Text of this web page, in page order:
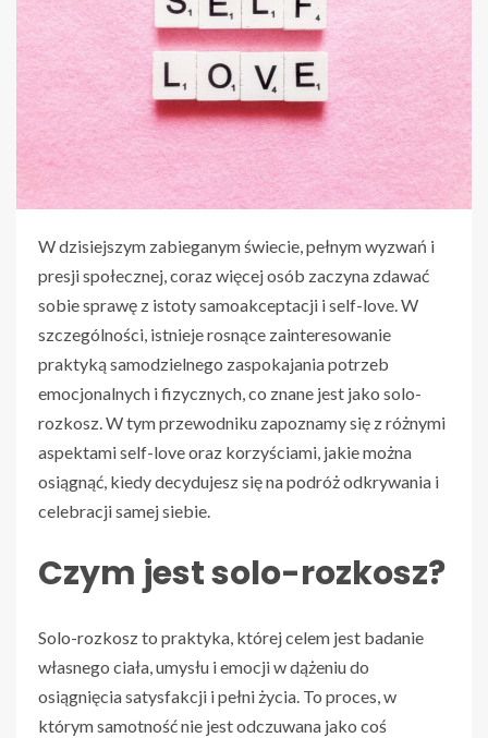
W dzisiejszym zabieganym świecie, pełnym wyzwań i
presji społecznej, coraz więcej osób zaczyna zdawać
sobie sprawę z istoty samoakceptacji i self-love. W
szczególności, istnieje rosnące zainteresowanie
praktyką samodzielnego zaspokajania potrzeb
emocjonalnych i fizycznych, co znane jest jako solo-
rozkosz. W tym przewodniku zapoznamy się z różnymi
aspektami self-love oraz korzyściami, jakie można
osiągnąć, kiedy decydujesz się na podróż odkrywania i
celebracji samej siebie.
Czym jest solo-rozkosz?
Solo-rozkosz to praktyka, której celem jest badanie
własnego ciała, umysłu i emocji w dążeniu do
osiągnięcia satysfakcji i pełni życia. To proces, w
którym samotność nie jest odczuwana jako coś